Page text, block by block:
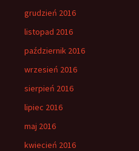
grudzień 2016
listopad 2016
październik 2016
wrzesień 2016
sierpień 2016
lipiec 2016
maj 2016
kwiecień 2016